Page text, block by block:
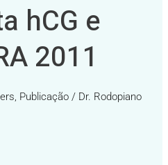
hCG e
2011
, Publicação / Dr. Rodopiano